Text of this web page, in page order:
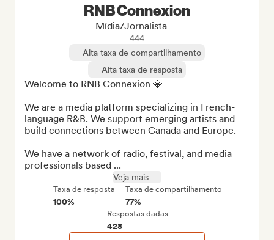
RNB Connexion
Mídia/Jornalista
444
Alta taxa de compartilhamento
Alta taxa de resposta
Welcome to RNB Connexion 💎
We are a media platform specializing in French-
language R&B. We support emerging artists and
build connections between Canada and Europe.
We have a network of radio, festival, and media
professionals based ...
Veja mais
Taxa de resposta
100%
Taxa de compartilhamento
77%
Respostas dadas
428